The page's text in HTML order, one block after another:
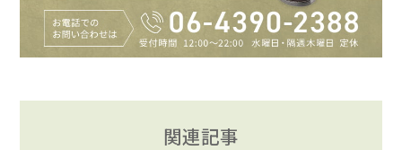
関連記事